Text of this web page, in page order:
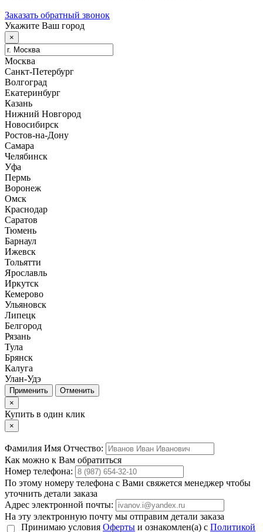
Заказать обратный звонок
Укажите Ваш город
×
Москва
Санкт-Петербург
Волгоград
Екатеринбург
Казань
Нижний Новгород
Новосибирск
Ростов-на-Дону
Самара
Челябинск
Уфа
Пермь
Воронеж
Омск
Краснодар
Саратов
Тюмень
Барнаул
Ижевск
Тольятти
Ярославль
Иркутск
Кемерово
Ульяновск
Липецк
Белгород
Рязань
Тула
Брянск
Калуга
Улан-Удэ
Отменить
×
Купить в один клик
×
Фамилия Имя Отчество:
Как можно к Вам обратиться
Номер телефона:
По этому номеру телефона с Вами свяжется менеджер чтобы
уточнить детали заказа
Адрес электронной почты:
На эту электронную почту мы отправим детали заказа
Принимаю условия Оферты и ознакомлен(а) с Политикой